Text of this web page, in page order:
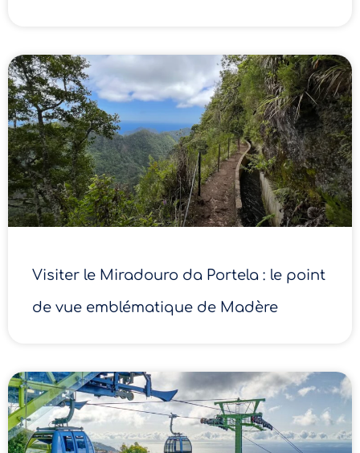
Visiter le Miradouro da Portela : le point
de vue emblématique de Madère